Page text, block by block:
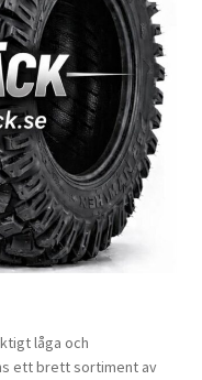
låga och
ett brett sortiment av